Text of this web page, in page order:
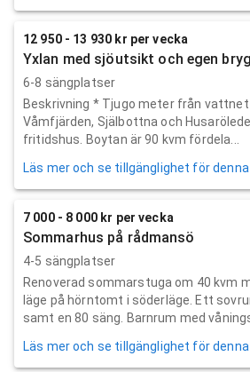
12 950 - 13 930 kr per vecka
Yxlan med sjöutsikt och egen
6-8 sängplatser
Beskrivning * Tjugo meter från
Våmfjärden, Själbottna och
fritidshus. Boytan är 90 kvm fördela...
Läs mer och se tillgänglighet för
7 000 - 8 000 kr per vecka
Sommarhus på rådmansö
4-5 sängplatser
Renoverad sommarstuga om 40 kvm
läge på hörntomt i söderläge. Ett
samt en 80 säng. Barnrum med
Läs mer och se tillgänglighet för